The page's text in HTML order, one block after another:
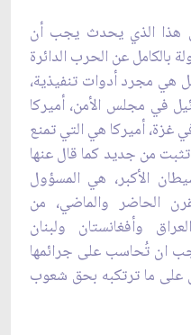
هذا الذي يحدث يجب أن
بالكامل عن الحرب الدائرة
هي مجرد ‏أدوات تنفيذية،
في مجلس الأمن، أميركا
غزة، أميركا هي التي تمنع
من جديد كما قال عنها
الأكبر، هي المسؤول
الحاضر والماضي، ‏من
وأفغانستان ولبنان
ان تُحاسب على ‏جرائمها
على ما ترتكبه بحق شعوب